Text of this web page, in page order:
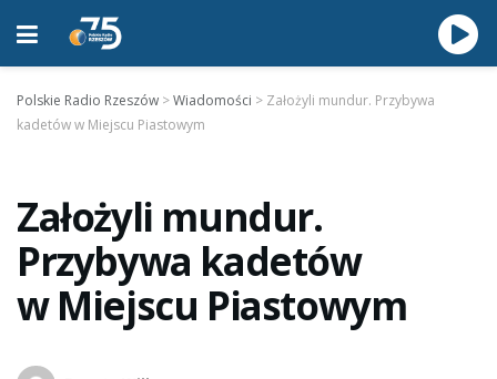
Polskie Radio Rzeszów >Wiadomości > Założyli mundur. Przybywa
kadetów w Miejscu Piastowym
Założyli mundur.
Przybywa kadetów
w Miejscu Piastowym